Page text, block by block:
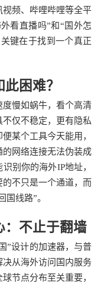
频、哔哩哔哩等全平
看直播吗”和“国外怎
键在于找到一个真正
困难？
慢如蜗牛，看个高清
仅不稳定，更有隐私
某个工具今天能用，
网络连接无法伪装成
别你的海外IP地址，
不只是一个通道，而
国线路”。
：不止于翻墙
”设计的加速器，与普
从海外访问国内服务
节点分布至关重要，